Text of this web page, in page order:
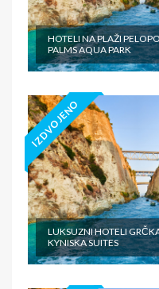
HOTELI NA PLAŽI
PALMS AQUA PARK
IZDVOJENO
LUKSUZNI HOTELI
KYNISKA SUITES